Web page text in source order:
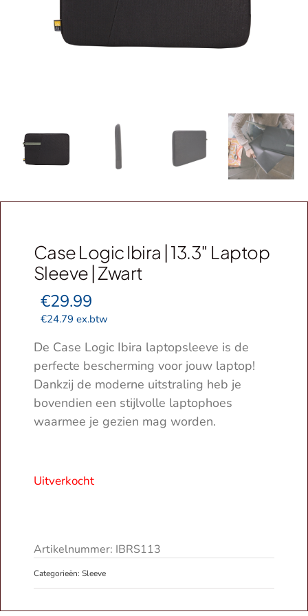
Case Logic Ibira | 13.3″ Laptop
Sleeve | Zwart
€29.99
€24.79 ex.btw
De Case Logic Ibira laptopsleeve is de
perfecte bescherming voor jouw laptop!
Dankzij de moderne uitstraling heb je
bovendien een stijlvolle laptophoes
waarmee je gezien mag worden.
Uitverkocht
Artikelnummer: IBRS113
Categorieën: Sleeve